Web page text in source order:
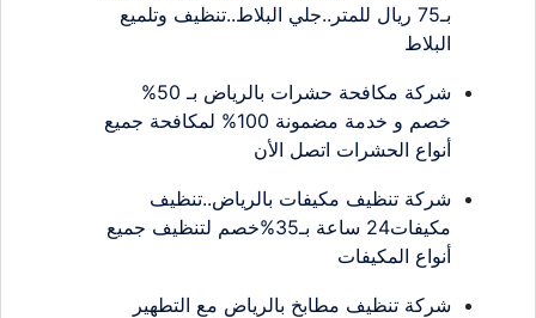
بـ75 ريال للمتر..جلي البلاط..تنظيف وتلميع
البلاط
شركة مكافحة حشرات بالرياض بـ 50%
خصم و خدمة مضمونة 100% لمكافحة جميع
أنواع الحشرات اتصل الأن
شركة تنظيف مكيفات بالرياض..تنظيف
مكيفات24 ساعة بـ35%خصم لتنظيف جميع
أنواع المكيفات
شركة تنظيف مطابخ بالرياض مع التطهير